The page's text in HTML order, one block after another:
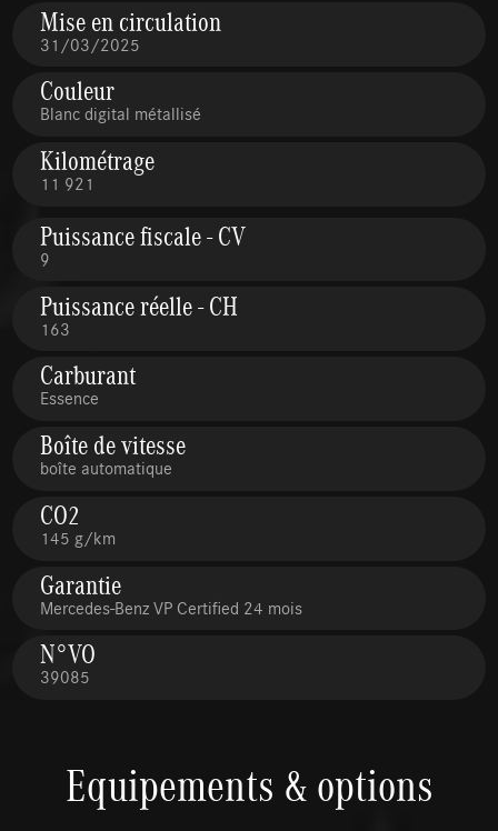
Mise en circulation
31/03/2025
Couleur
Blanc digital métallisé
Kilométrage
11 921
Puissance fiscale - CV
9
Puissance réelle - CH
163
Carburant
Essence
Boîte de vitesse
boîte automatique
CO2
145 g/km
Garantie
Mercedes-Benz VP Certified 24 mois
N°VO
39085
Equipements & options